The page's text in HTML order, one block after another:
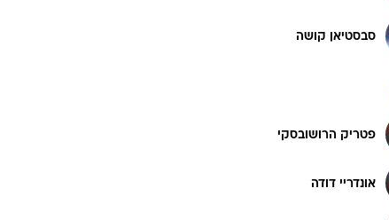
סבסטיאן קושה
פטריק הרושובסקי
אונדריי דודה